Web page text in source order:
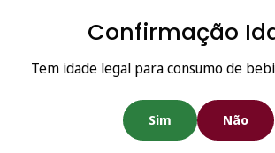
apenas vinhos a partir
de quatro anos.
que equivale a cerca de
Confirmação
Tem idade legal para consumo de
Sim Não